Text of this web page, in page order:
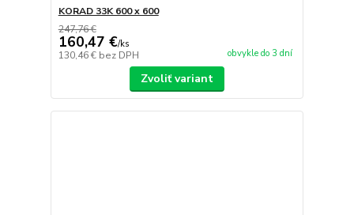
KORAD 33K 600 x 600
247,76 €
160,47 €/ks
130,46 € bez DPH obvykle do 3 dní
Zvoliť variant